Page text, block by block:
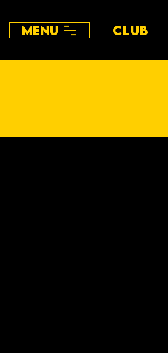
Menu CLUB